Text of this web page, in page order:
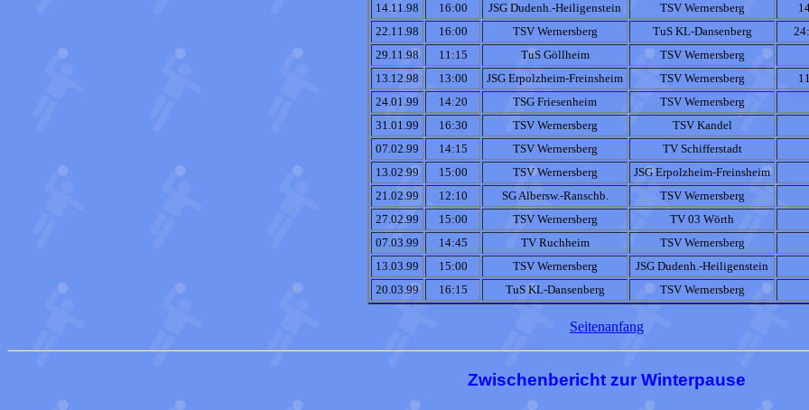
14.11.98
16:00 JSG Dudenh.-Heiligenstein TSV Wernersberg
22.11.98
16:00 TSV Wernersberg TuS KL-Dansenberg
29.11.98
11:15 TuS Göllheim
TSV Wernersberg
13.12.98
13:00 JSG Erpolzheim-Freinsheim TSV Wernersberg
24.01.99
14:20 TSG Friesenheim
TSV Wernersberg
31.01.99
16:30 TSV Wernersberg
TSV Kandel
07.02.99
14:15 TSV Wernersberg
TV Schifferstadt
13.02.99
15:00 TSV Wernersberg
JSG Erpolzheim-Freinsheim
21.02.99
12:10 SG Albersw.-Ranschb.
TSV Wernersberg
27.02.99
15:00 TSV Wernersberg
TV 03 Wörth
07.03.99
14:45 TV Ruchheim
TSV Wernersberg
13.03.99
15:00 TSV Wernersberg
JSG Dudenh.-Heiligenstein
20.03.99
16:15 TuS KL-Dansenberg TSV Wernersberg
Seitenanfang
Zwischenbericht zur Winterpause